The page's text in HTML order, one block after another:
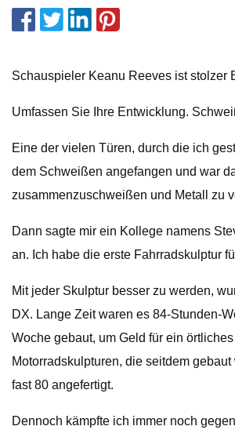
Schauspieler Keanu Reeves ist stolzer
Umfassen Sie Ihre Entwicklung.
Eine der vielen Türen, durch die ich
dem Schweißen angefangen und war
zusammenzuschweißen und Metall zu
Dann sagte mir ein Kollege namens
an. Ich habe die erste Fahrradskulptur
Mit jeder Skulptur besser zu werden,
DX. Lange Zeit waren es 84-Stunden-
Woche gebaut, um Geld für ein
Motorradskulpturen, die seitdem
fast 80 angefertigt.
Dennoch kämpfte ich immer noch